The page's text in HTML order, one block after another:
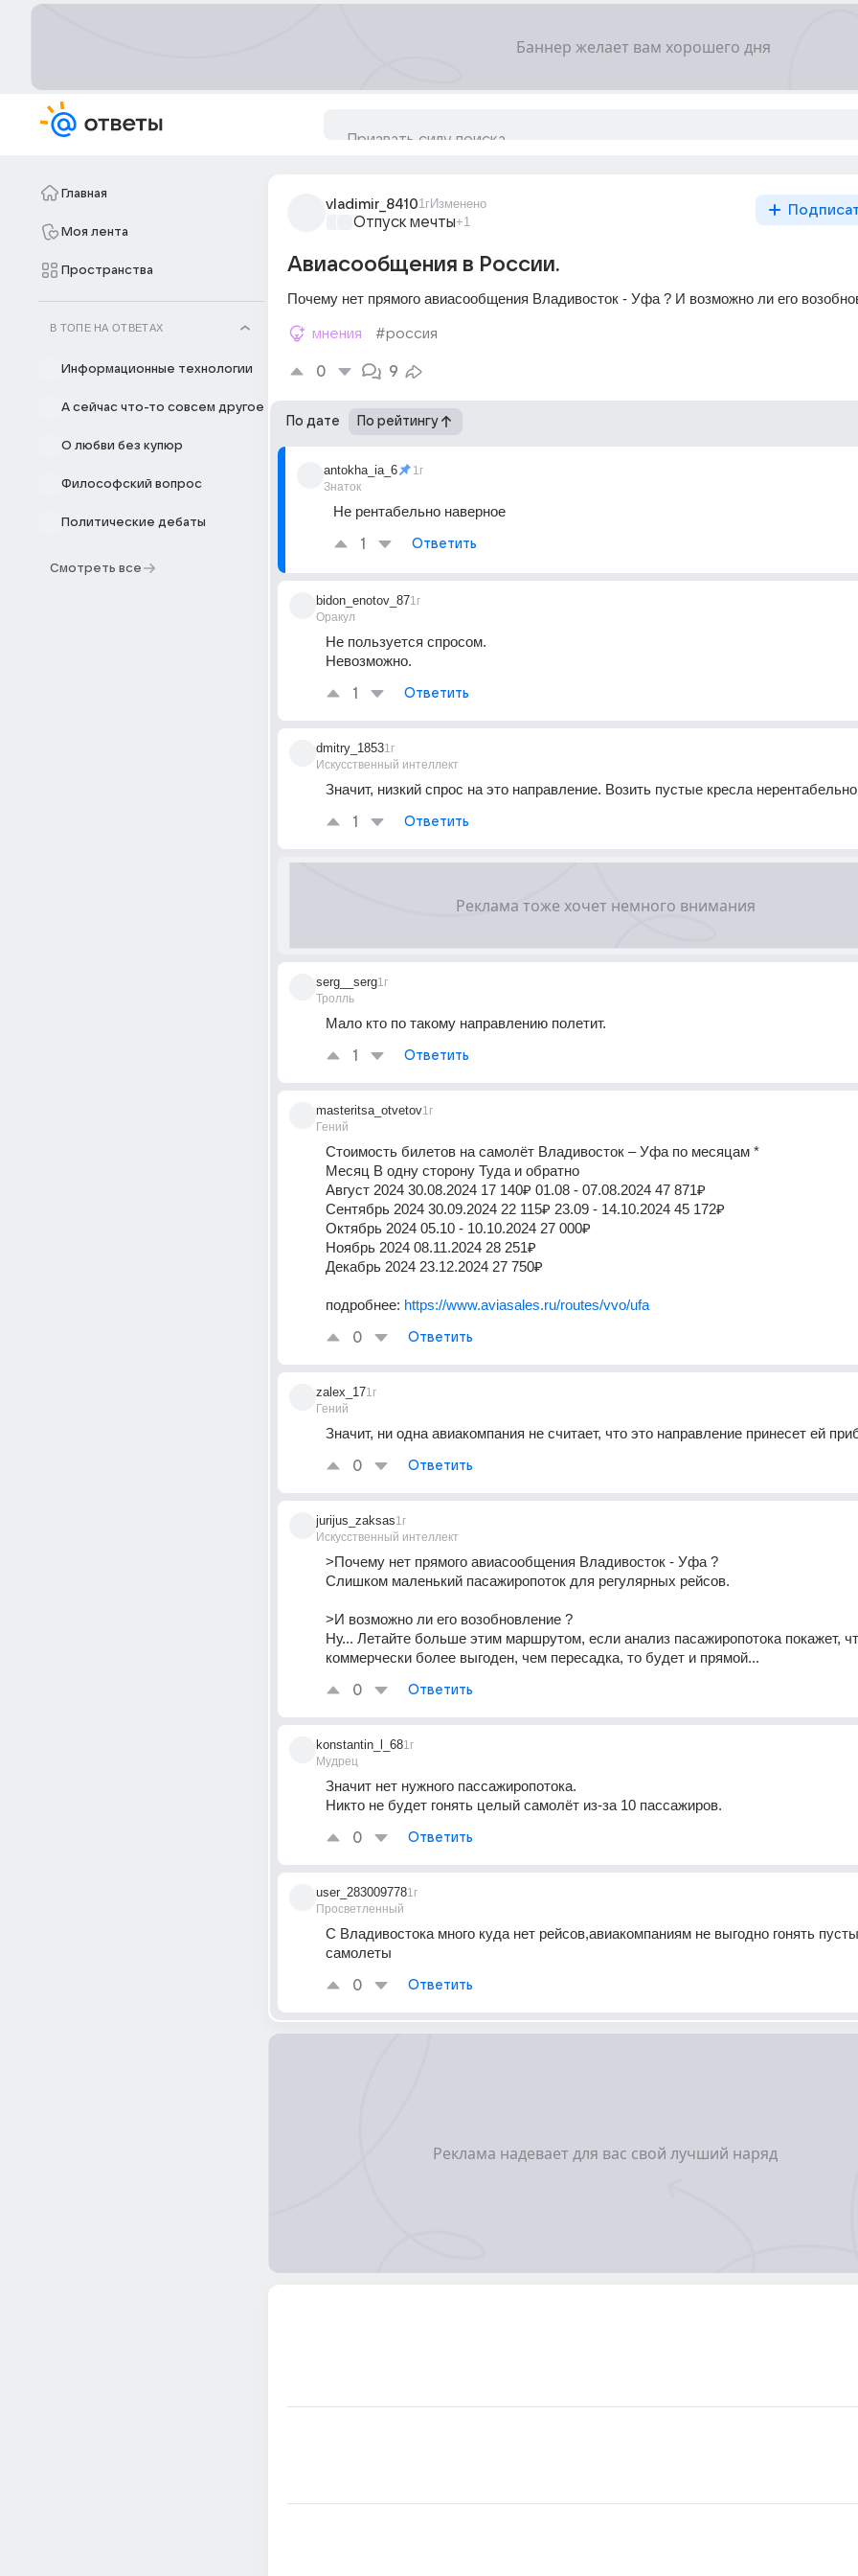
Главная
Моя лента
Пространства
В ТОПЕ НА ОТВЕТАХ
Информационные технологии
А сейчас что-то совсем другое
О любви без купюр
Философский вопрос
Политические дебаты
Смотреть все
vladimir_84101гИзменено
Отпуск мечты+1
Авиасообщения в России.
Почему нет прямого авиасообщения Владивосток - Уфа ? И возможно ли его
мнения #россия
0 9
По дате По рейтингу
antokha_ia_6
Знаток
1г
Не рентабельно наверное
1 Ответить
bidon_enotov_87
Оракул
1г
Не пользуется спросом.
Невозможно.
1 Ответить
dmitry_1853
Искусственный интеллект
1г
Значит, низкий спрос на это направление. Возить пустые кресла
1 Ответить
serg__serg
Тролль
1г
Мало кто по такому направлению полетит.
1 Ответить
masteritsa_otvetov
Гений
1г
Стоимость билетов на самолёт Владивосток – Уфа по месяцам *
Месяц В одну сторону Туда и обратно
Август 2024 30.08.2024 17 140₽ 01.08 - 07.08.2024 47 871₽
Сентябрь 2024 30.09.2024 22 115₽ 23.09 - 14.10.2024 45 172₽
Октябрь 2024 05.10 - 10.10.2024 27 000₽
Ноябрь 2024 08.11.2024 28 251₽
Декабрь 2024 23.12.2024 27 750₽
подробнее: https://www.aviasales.ru/routes/vvo/ufa
0 Ответить
zalex_17
Гений
1г
Значит, ни одна авиакомпания не считает, что это направление принесет ей
0 Ответить
jurijus_zaksas
Искусственный интеллект
1г
>Почему нет прямого авиасообщения Владивосток - Уфа ?
Слишком маленький пасажиропоток для регулярных рейсов.
>И возможно ли его возобновление ?
Ну... Летайте больше этим маршрутом, если анализ пасажиропотока покажет,
коммерчески более выгоден, чем пересадка, то будет и прямой...
0 Ответить
konstantin_l_68
Мудрец
1г
Значит нет нужного пассажиропотока.
Никто не будет гонять целый самолёт из-за 10 пассажиров.
0 Ответить
user_283009778
Просветленный
1г
С Владивостока много куда нет рейсов,авиакомпаниям не выгодно гонять
самолеты
0 Ответить